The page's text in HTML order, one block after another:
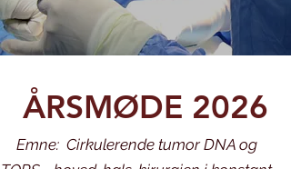
ÅRSMØDE 2026
Emne: Cirkulerende tumor DNA og